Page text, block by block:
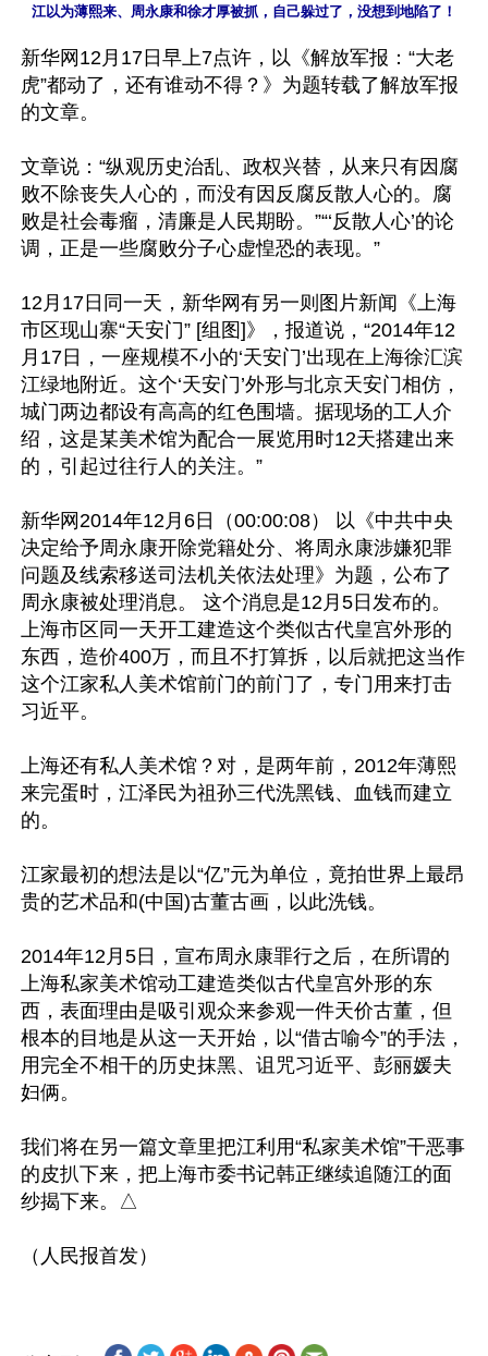
江以为薄熙来、周永康和徐才厚被抓，自己躲过了，没想到地陷了！
新华网12月17日早上7点许，以《解放军报：“大老
虎”都动了，还有谁动不得？》为题转载了解放军报
的文章。
文章说：“纵观历史治乱、政权兴替，从来只有因腐
败不除丧失人心的，而没有因反腐反散人心的。腐
败是社会毒瘤，清廉是人民期盼。”“‘反散人心’的论
调，正是一些腐败分子心虚惶恐的表现。”
12月17日同一天，新华网有另一则图片新闻《上海
市区现山寨“天安门” [组图]》，报道说，“2014年12
月17日，一座规模不小的‘天安门’出现在上海徐汇滨
江绿地附近。这个‘天安门’外形与北京天安门相仿，
城门两边都设有高高的红色围墙。据现场的工人介
绍，这是某美术馆为配合一展览用时12天搭建出来
的，引起过往行人的关注。”
新华网2014年12月6日（00:00:08） 以《中共中央
决定给予周永康开除党籍处分、将周永康涉嫌犯罪
问题及线索移送司法机关依法处理》为题，公布了
周永康被处理消息。 这个消息是12月5日发布的。
上海市区同一天开工建造这个类似古代皇宫外形的
东西，造价400万，而且不打算拆，以后就把这当作
这个江家私人美术馆前门的前门了，专门用来打击
习近平。
上海还有私人美术馆？对，是两年前，2012年薄熙
来完蛋时，江泽民为祖孙三代洗黑钱、血钱而建立
的。
江家最初的想法是以“亿”元为单位，竟拍世界上最昂
贵的艺术品和(中国)古董古画，以此洗钱。
2014年12月5日，宣布周永康罪行之后，在所谓的
上海私家美术馆动工建造类似古代皇宫外形的东
西，表面理由是吸引观众来参观一件天价古董，但
根本的目地是从这一天开始，以“借古喻今”的手法，
用完全不相干的历史抹黑、诅咒习近平、彭丽媛夫
妇俩。
我们将在另一篇文章里把江利用“私家美术馆”干恶事
的皮扒下来，把上海市委书记韩正继续追随江的面
纱揭下来。△